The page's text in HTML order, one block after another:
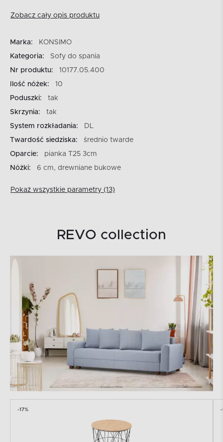
Zobacz cały opis produktu
Marka:
KONSIMO
Kategoria:
Sofy do spania
Nr produktu:
10177.05.400
Ilość nóżek:
10
Poduszki:
tak
Skrzynia:
tak
System rozkładania:
DL
Twardość siedziska:
średnio twarde
Oparcie:
pianka T25 3cm
Nóżki:
6 cm, drewniane bukowe
Pokaż wszystkie parametry (13)
REVO collection
-17% -